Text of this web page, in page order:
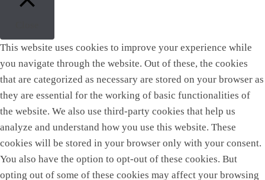
This website uses cookies to improve your experience while
you navigate through the website. Out of these, the cookies
that are categorized as necessary are stored on your browser as
they are essential for the working of basic functionalities of
the website. We also use third-party cookies that help us
analyze and understand how you use this website. These
cookies will be stored in your browser only with your consent.
You also have the option to opt-out of these cookies. But
opting out of some of these cookies may affect your browsing